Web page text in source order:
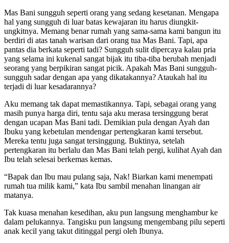
Mas Bani sungguh seperti orang yang sedang kesetanan. Mengapa
hal yang sungguh di luar batas kewajaran itu harus diungkit-
ungkitnya. Memang benar rumah yang sama-sama kami bangun itu
berdiri di atas tanah warisan dari orang tua Mas Bani. Tapi, apa
pantas dia berkata seperti tadi? Sungguh sulit dipercaya kalau pria
yang selama ini kukenal sangat bijak itu tiba-tiba berubah menjadi
seorang yang berpikiran sangat picik. Apakah Mas Bani sungguh-
sungguh sadar dengan apa yang dikatakannya? Ataukah hal itu
terjadi di luar kesadarannya?
Aku memang tak dapat memastikannya. Tapi, sebagai orang yang
masih punya harga diri, tentu saja aku merasa tersinggung berat
dengan ucapan Mas Bani tadi. Demikian pula dengan Ayah dan
Ibuku yang kebetulan mendengar pertengkaran kami tersebut.
Mereka tentu juga sangat tersinggung. Buktinya, setelah
pertengkaran itu berlalu dan Mas Bani telah pergi, kulihat Ayah dan
Ibu telah selesai berkemas kemas.
“Bapak dan Ibu mau pulang saja, Nak! Biarkan kami menempati
rumah tua milik kami,” kata Ibu sambil menahan linangan air
matanya.
Tak kuasa menahan kesedihan, aku pun langsung menghambur ke
dalam pelukannya. Tangisku pun langsung mengembang pilu seperti
anak kecil yang takut ditinggal pergi oleh Ibunya.